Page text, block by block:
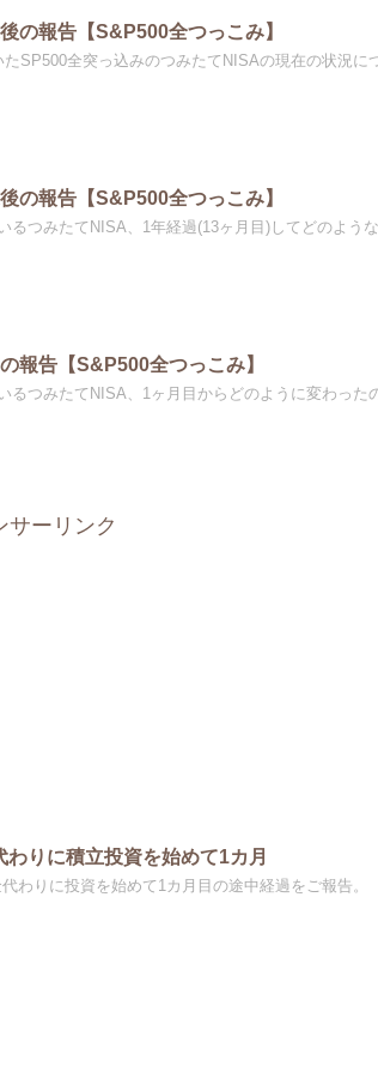
の報告【S&P500全つっこみ】
SP500全突っ込みのつみたてNISAの現在の状況に
の報告【S&P500全つっこみ】
るつみたてNISA、1年経過(13ヶ月目)してどのよう
報告【S&P500全つっこみ】
るつみたてNISA、1ヶ月目からどのように変わった
サーリンク
りに積立投資を始めて1カ月
わりに投資を始めて1カ月目の途中経過をご報告。